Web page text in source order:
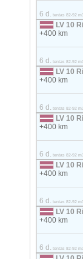
6 d. tentas 82-92
LV 10
+400 km
6 d. tentas 82-92
LV 10
+400 km
6 d. tentas 82-92
LV 10
+400 km
6 d. tentas 82-92
LV 10
+400 km
6 d. tentas 82-92
LV 10
+400 km
6 d. tentas 82-92